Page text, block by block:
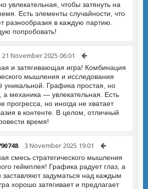
увлекательная, чтобы затянуть на
Есть элементы случайности, что
разнообразия в каждую партию.
попробовать!
21 November 2025 06:01
и затягивающая игра! Комбинация
мышления и исследования
уникальной. Графика простая, но
а механика — увлекательная. Есть
прогресса, но иногда не хватает
в контенте. В целом, отличный
время!
3 November 2025 19:01
смесь стратегического мышления
геймплея! Графика радует глаз, а
заставляют задуматься над каждым
хорошо затягивает и предлагает